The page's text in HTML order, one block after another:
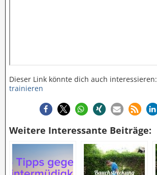
Dieser Link könnte dich auch interessieren:
trainieren
Weitere Interessante Beiträge: